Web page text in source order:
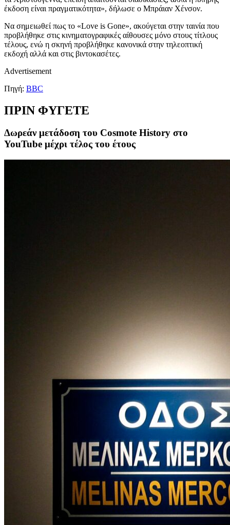
έκδοση είναι πραγματικότητα», δήλωσε ο Μπράιαν Χένσον.
Να σημειωθεί πως το «Love is Gone», ακούγεται στην ταινία που
προβλήθηκε στις κινηματογραφικές αίθουσες μόνο στους τίτλους
τέλους, ενώ η σκηνή προβλήθηκε κανονικά στην τηλεοπτική
εκδοχή αλλά και στις βιντοκασέτες.
Advertisement
Πηγή: BBC
ΠΡΙΝ ΦΥΓΕΤΕ
Δωρεάν μετάδοση του Cosmote History στο
YouTube μέχρι τέλος του έτους